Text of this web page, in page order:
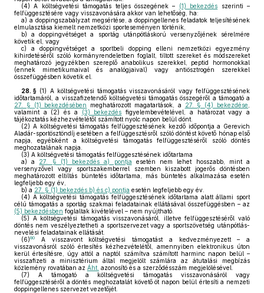
(4) A költségvetési támogatás teljes összegének – (1) bekezdés szerinti –
felfüggesztésére vagy visszavonására akkor van lehetőség, ha:
a) a doppingszabályzat megsértése, a doppingellenes feladatok teljesítésének
elmulasztása kiemelt nemzetközi sporteseményen történik,
b) a doppingvétséget a sportág utánpótláskorú versenyzőjének sérelmére
követik el, vagy
c) a doppingvétséget a sportbeli dopping elleni nemzetközi egyezmény
kihirdetéséről szóló kormányrendeletben foglalt, tiltott szereket és módszereket
meghatározó jegyzékben szereplő anabolikus szerekkel, peptid hormonokkal
(ennek mimetikumaival és analógjaival) vagy antiösztrogén szerekkel
összefüggésben követik el.
28. § (1) A költségvetési támogatás visszavonásáról vagy felfüggesztésének
időtartamáról, a visszafizetendő költségvetési támogatás összegéről a támogató a
27. § (1) bekezdésében
meghatározott magatartások, a 27. § (4) bekezdése
valamint a (2) és a
(3) bekezdés figyelembevételével, a határozat vagy a
tájékoztatás kézhezvételétől számított nyolc napon belül dönt.
(2) A költségvetési támogatás felfüggesztésének kezdő időpontja a Gerevich
Aladár-sportösztöndíj esetében a felfüggesztésről szóló döntést követő hónap első
napja, egyébként a költségvetési támogatás felfüggesztéséről szóló döntés
meghozatalának napja.
(3) A költségvetési támogatás felfüggesztésének időtartama
a) a 27. § (1) bekezdés a) pontja esetén nem lehet hosszabb, mint a
versenyzővel vagy sportszakemberrel szemben kiszabott jogerős döntésben
meghatározott eltiltás büntetés időtartama, más büntetés alkalmazása esetén
legfeljebb egy év,
b) a 27. § (1) bekezdés b) és c) pontja esetén legfeljebb egy év.
(4) A költségvetési támogatás felfüggesztésének időtartama alatt állami sport
célú támogatás a sportág szakmai feladatainak ellátásával összefüggésben – az
(5) bekezdésben foglaltak kivételével – nem nyújtható.
(5) A költségvetési támogatás visszavonásáról, illetve felfüggesztéséről való
döntés nem veszélyeztetheti a sportszervezet vagy a sportszövetség utánpótlás-
nevelési feladatainak ellátását.
(6)80
A visszavont költségvetési támogatást a kedvezményezett – a
visszavonásról szóló értesítés kézhezvételétől, amennyiben elektronikus úton
kerül értesítésre, úgy attól a naptól számítva számított harminc napon belül –
visszafizeti a minisztérium által megjelölt számlára az átutalási megbízás
közlemény rovatában az Áht. azonosító és a szerződésszám megjelölésével.
(7) A támogató a költségvetési támogatás visszavonásáról vagy
felfüggesztéséről a döntés meghozatalát követő öt napon belül értesíti a nemzeti
doppingellenes szervezet vezetőjét.